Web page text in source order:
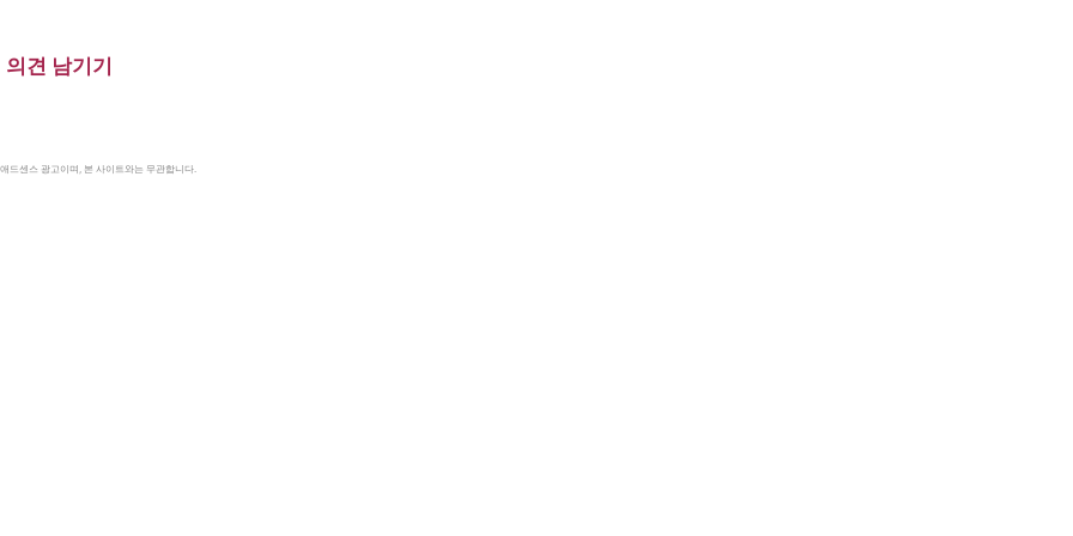
의견 남기기
드센스 광고이며, 본 사이트와는 무관합니다.